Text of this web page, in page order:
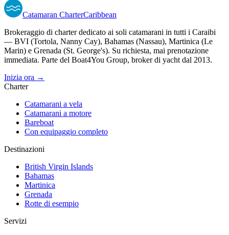
Catamaran CharterCaribbean
Brokeraggio di charter dedicato ai soli catamarani in tutti i Caraibi
— BVI (Tortola, Nanny Cay), Bahamas (Nassau), Martinica (Le
Marin) e Grenada (St. George's). Su richiesta, mai prenotazione
immediata. Parte del Boat4You Group, broker di yacht dal 2013.
Inizia ora →
Charter
Catamarani a vela
Catamarani a motore
Bareboat
Con equipaggio completo
Destinazioni
British Virgin Islands
Bahamas
Martinica
Grenada
Rotte di esempio
Servizi